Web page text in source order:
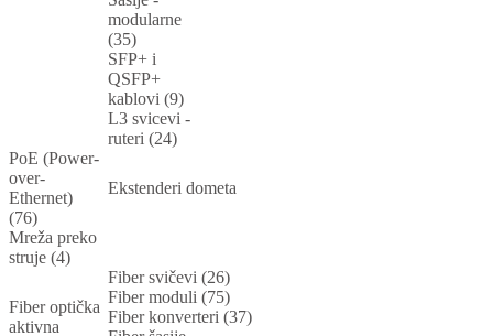
modularne
(35)
SFP+ i
QSFP+
kablovi (9)
L3 svicevi -
ruteri (24)
PoE (Power-
over-
Ethernet)
(76)
Ekstenderi dometa
Mreža preko
struje (4)
Fiber optička
aktivna
Fiber svičevi (26)
Fiber moduli (75)
Fiber konverteri (37)